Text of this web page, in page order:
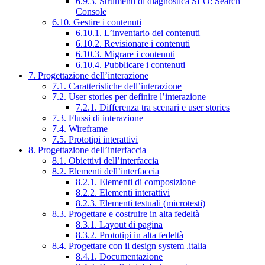
Console
6.10. Gestire i contenuti
6.10.1. L’inventario dei contenuti
6.10.2. Revisionare i contenuti
6.10.3. Migrare i contenuti
6.10.4. Pubblicare i contenuti
7. Progettazione dell’interazione
7.1. Caratteristiche dell’interazione
7.2. User stories per definire l’interazione
7.2.1. Differenza tra scenari e user stories
7.3. Flussi di interazione
7.4. Wireframe
7.5. Prototipi interattivi
8. Progettazione dell’interfaccia
8.1. Obiettivi dell’interfaccia
8.2. Elementi dell’interfaccia
8.2.1. Elementi di composizione
8.2.2. Elementi interattivi
8.2.3. Elementi testuali (microtesti)
8.3. Progettare e costruire in alta fedeltà
8.3.1. Layout di pagina
8.3.2. Prototipi in alta fedeltà
8.4. Progettare con il design system .italia
8.4.1. Documentazione